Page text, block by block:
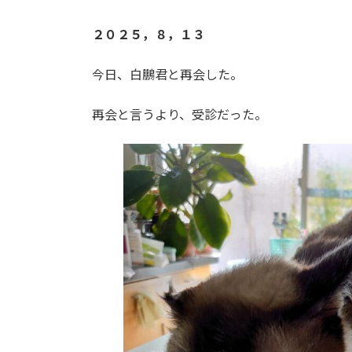
２０２５，８，１３
今日、白鵬君と再会した。
再会と言うより、受診だった。